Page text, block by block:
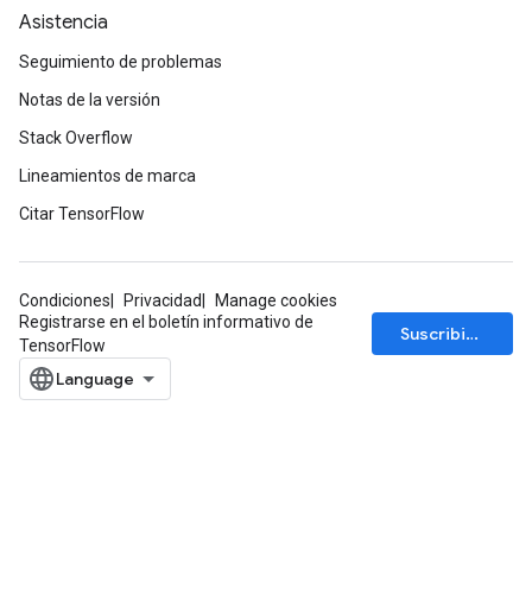
Asistencia
Seguimiento de problemas
Notas de la versión
Stack Overflow
Lineamientos de marca
Citar TensorFlow
Condiciones Privacidad
Manage cookies
Registrarse en el boletín informativo de
TensorFlow
Suscribirse